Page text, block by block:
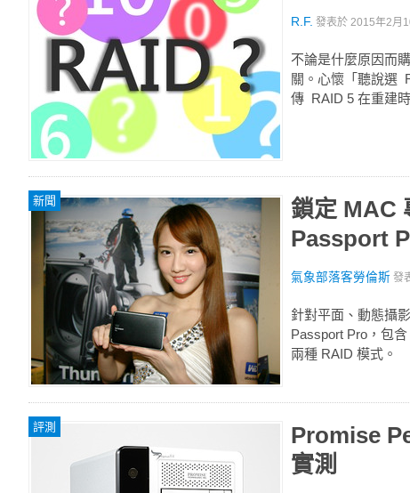
R.F. 發表於 2015年2月
不論是什麼原因而
關。心懷「聽說選
傳 RAID 5 在重建
新聞
鎖定 MAC
Passport
氣象部落客勞倫斯 發
針對平面、動態攝
Passport Pro，包
兩種 RAID 模式。
評測
Promise
實測